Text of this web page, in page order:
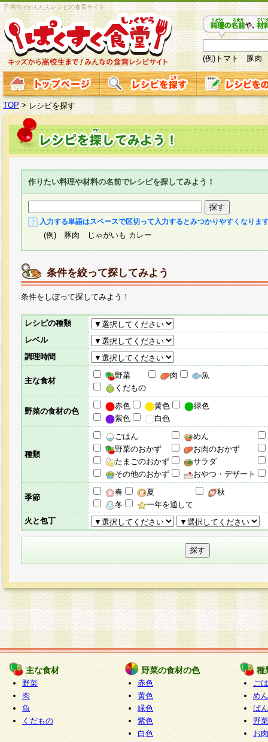
子供向けかんたんレシピの食育サイト
(例)トマト 豚肉
TOP > レシピを探す
作りたい料理や材料の名前でレシピを探してみよう！
入力する単語はスペースで区切って入力するとみつかりやすくなりま
(例) 豚肉 じゃがいも カレー
条件を絞って探してみよう
条件をしぼって探してみよう！
レシピの種類
レベル
調理時間
主な食材
野菜 肉
魚
くだもの
野菜の食材の色
赤色 黄色
緑色
紫色
白色
種類
ごはん
めん
野菜のおかず
お肉のおかず
たまごのおかず
サラダ
その他のおかず
おやつ・デザート
季節
春 夏
秋
冬
一年を通して
火と包丁
主な食材
野菜
肉
魚
くだもの
野菜の食材の色
赤色
黄色
緑色
紫色
白色
種
ご
めん
ぱん
野
お